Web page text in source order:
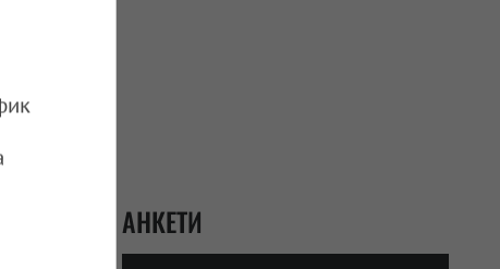
АНКЕТИ